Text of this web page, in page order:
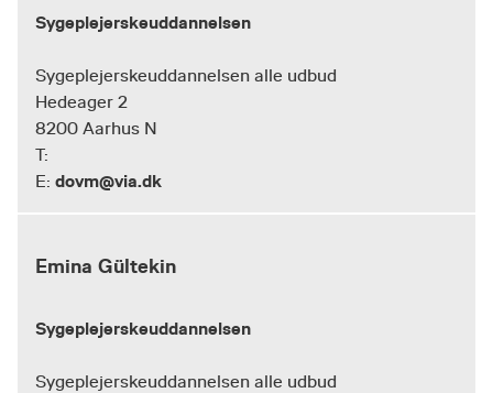
Sygeplejerskeuddannelsen
Sygeplejerskeuddannelsen alle udbud
Hedeager 2
8200 Aarhus N
T:
E: dovm@via.dk
Emina Gültekin
Sygeplejerskeuddannelsen
Sygeplejerskeuddannelsen alle udbud